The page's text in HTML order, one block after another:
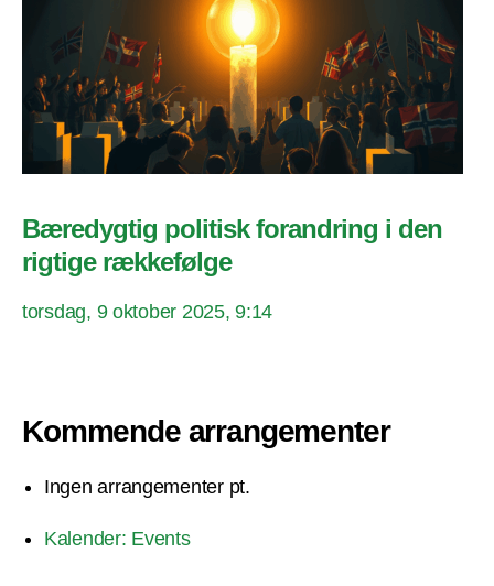
Bæredygtig politisk forandring i den
rigtige rækkefølge
torsdag, 9 oktober 2025, 9:14
Kommende arrangementer
Ingen arrangementer pt.
Kalender: Events